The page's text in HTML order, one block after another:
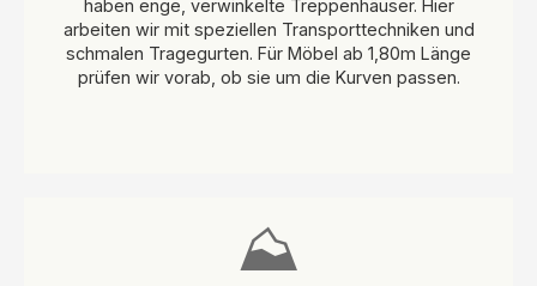
haben enge, verwinkelte Treppenhäuser. Hier
arbeiten wir mit speziellen Transporttechniken und
schmalen Tragegurten. Für Möbel ab 1,80m Länge
prüfen wir vorab, ob sie um die Kurven passen.
⛰️